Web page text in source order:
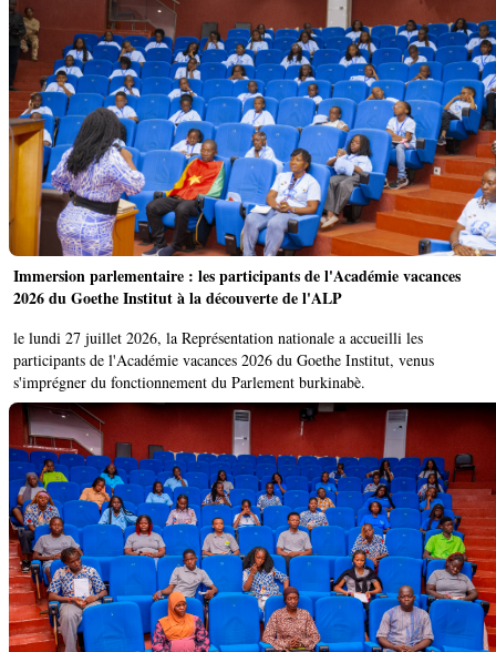
Immersion parlementaire : les participants de l'Académie vacances
2026 du Goethe Institut à la découverte de l'ALP
le lundi 27 juillet 2026, la Représentation nationale a accueilli les
participants de l'Académie vacances 2026 du Goethe Institut, venus
s'imprégner du fonctionnement du Parlement burkinabè.